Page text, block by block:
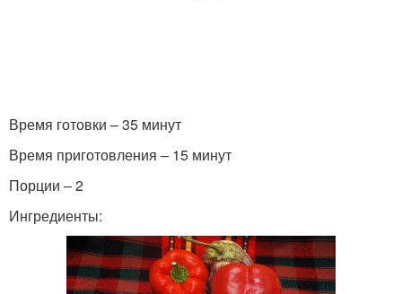
Время готовки – 35 минут
Время приготовления – 15 минут
Порции – 2
Ингредиенты: